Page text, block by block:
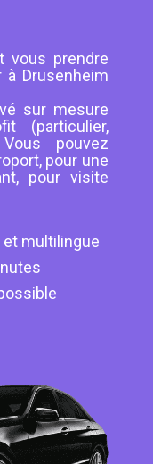
vous prendre
Drusenheim
sur mesure
(particulier,
pouvez
pour une
pour visite
multilingue